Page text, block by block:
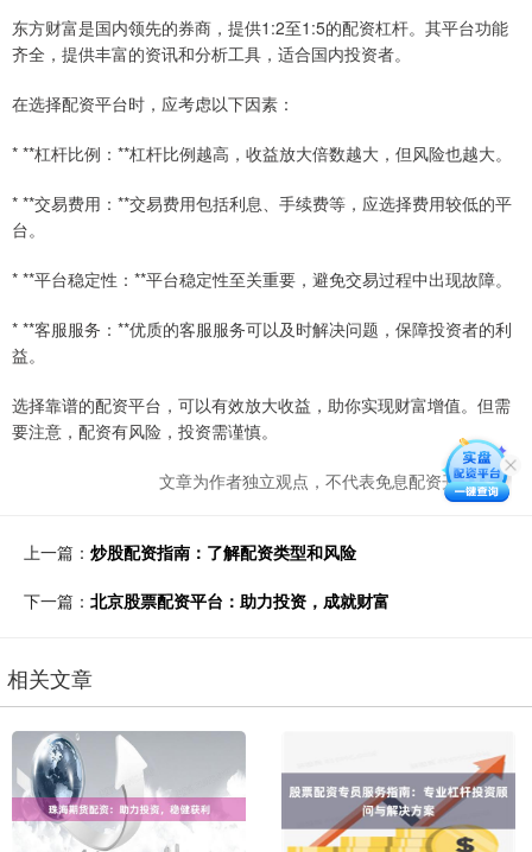
东方财富是国内领先的券商，提供1:2至1:5的配资杠杆。其平台功能
齐全，提供丰富的资讯和分析工具，适合国内投资者。
在选择配资平台时，应考虑以下因素：
* **杠杆比例：**杠杆比例越高，收益放大倍数越大，但风险也越大。
* **交易费用：**交易费用包括利息、手续费等，应选择费用较低的平
台。
* **平台稳定性：**平台稳定性至关重要，避免交易过程中出现故障。
* **客服服务：**优质的客服服务可以及时解决问题，保障投资者的利
益。
选择靠谱的配资平台，可以有效放大收益，助你实现财富增值。但需
要注意，配资有风险，投资需谨慎。
文章为作者独立观点，不代表免息配资开户观点
上一篇： 炒股配资指南：了解配资类型和风险
下一篇： 北京股票配资平台：助力投资，成就财富
相关文章